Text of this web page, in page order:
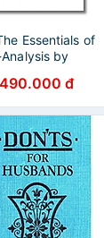
Essentials of
by
học / Ngoại văn
490.000 đ